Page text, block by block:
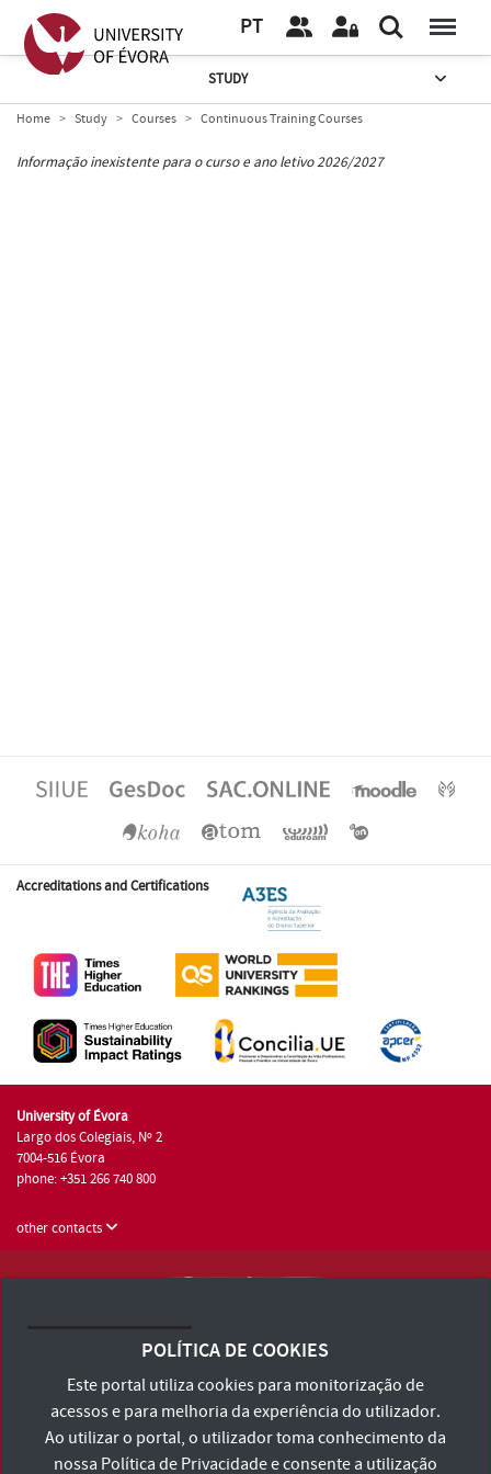
PT
STUDY
Home Study Courses Continuous Training Courses
Informação inexistente para o curso e ano letivo 2026/2027
Accreditations and Certifications
University of Évora
Largo dos Colegiais, Nº 2
7004-516 Évora
phone: +351 266 740 800
other contacts
Terms and Conditions and Privacy Policy
Accessibility Statement
POLÍTICA DE COOKIES
Este portal utiliza cookies para monitorização de
acessos e para melhoria da experiência do utilizador.
Ao utilizar o portal, o utilizador toma conhecimento da
nossa Política de Privacidadee consente a utilização